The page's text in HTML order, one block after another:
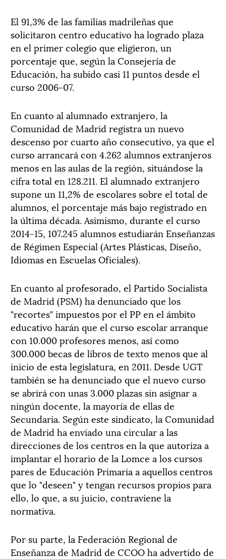
El 91,3% de las familias madrileñas que
solicitaron centro educativo ha logrado plaza
en el primer colegio que eligieron, un
porcentaje que, según la Consejería de
Educación, ha subido casi 11 puntos desde el
curso 2006-07.
En cuanto al alumnado extranjero, la
Comunidad de Madrid registra un nuevo
descenso por cuarto año consecutivo, ya que el
curso arrancará con 4.262 alumnos extranjeros
menos en las aulas de la región, situándose la
cifra total en 128.211. El alumnado extranjero
supone un 11,2% de escolares sobre el total de
alumnos, el porcentaje más bajo registrado en
la última década. Asimismo, durante el curso
2014-15, 107.245 alumnos estudiarán Enseñanzas
de Régimen Especial (Artes Plásticas, Diseño,
Idiomas en Escuelas Oficiales).
En cuanto al profesorado, el Partido Socialista
de Madrid (PSM) ha denunciado que los
"recortes" impuestos por el PP en el ámbito
educativo harán que el curso escolar arranque
con 10.000 profesores menos, así como
300.000 becas de libros de texto menos que al
inicio de esta legislatura, en 2011. Desde UGT
también se ha denunciado que el nuevo curso
se abrirá con unas 3.000 plazas sin asignar a
ningún docente, la mayoría de ellas de
Secundaria. Según este sindicato, la Comunidad
de Madrid ha enviado una circular a las
direcciones de los centros en la que autoriza a
implantar el horario de la Lomce a los cursos
pares de Educación Primaria a aquellos centros
que lo "deseen" y tengan recursos propios para
ello, lo que, a su juicio, contraviene la
normativa.
Por su parte, la Federación Regional de
Enseñanza de Madrid de CCOO ha advertido de